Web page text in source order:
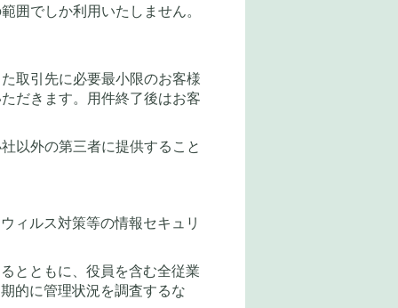
囲でしか利用いたしません。
取引先に必要最小限のお客様
だきます。用件終了後はお客
以外の第三者に提供すること
ィルス対策等の情報セキュリ
とともに、役員を含む全従業
的に管理状況を調査するな